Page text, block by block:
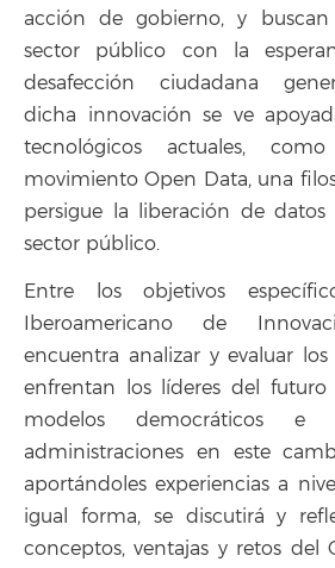
acción de gobierno, y
sector público con la
desafección ciudadana
dicha innovación se ve
tecnológicos actuales,
movimiento Open Data, una
persigue la liberación de
sector público.
Entre los objetivos
Iberoamericano de
encuentra analizar y evaluar
enfrentan los líderes del futuro
modelos democráticos
administraciones en este
aportándoles experiencias a
igual forma, se discutirá y
conceptos, ventajas y retos del